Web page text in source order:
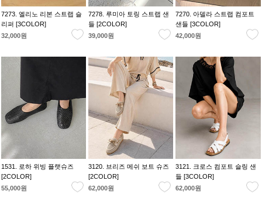
7273. 엘리노 리본 스트랩 슬
리퍼 [3COLOR]
32,000원
7278. 루미아 토링 스트랩 샌
들 [2COLOR]
39,000원
7270. 아델라 스트랩 컴포트
샌들 [3COLOR]
42,000원
1531. 로하 위빙 플랫슈즈
[2COLOR]
55,000원
3120. 브리즈 메쉬 보트 슈즈
[2COLOR]
62,000원
3121. 크로스 컴포트 슬링 샌
들 [3COLOR]
62,000원